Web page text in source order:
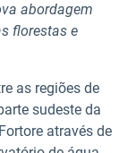
abordagem
florestas e
as regiões de
sudeste da
através de